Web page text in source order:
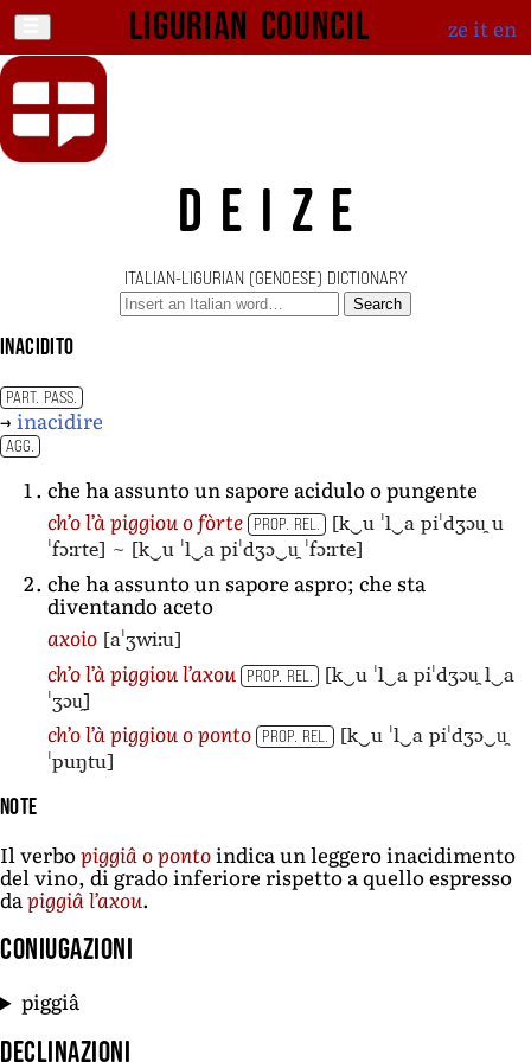
Ligurian Council ze iten
DEIZE
ITALIAN-LIGURIAN (GENOESE) DICTIONARY
Search
inacidito
PART. PASS.
→ inacidire
AGG.
che ha assunto un sapore acidulo o pungente
ch’o l’à piggiou o fòrte
PROP. REL. [k‿u ˈl‿a piˈdʒɔu̯ u
ˈfɔːrte] ~ [k‿u ˈl‿a piˈdʒɔ‿u̯ ˈfɔːrte]
che ha assunto un sapore aspro; che sta
diventando aceto
axoio [aˈʒwiːu]
ch’o l’à piggiou l’axou PROP. REL. [k‿u ˈl‿a piˈdʒɔu̯ l‿a
ˈʒɔu̯]
ch’o l’à piggiou o ponto PROP. REL. [k‿u ˈl‿a piˈdʒɔ‿u̯
ˈpuŋtu]
Note
Il verbopiggiâ o pontoindica un leggero inacidimento
del vino, di grado inferiore rispetto a quello espresso
dapiggiâ l’axou.
Coniugazioni
piggiâ
Declinazioni